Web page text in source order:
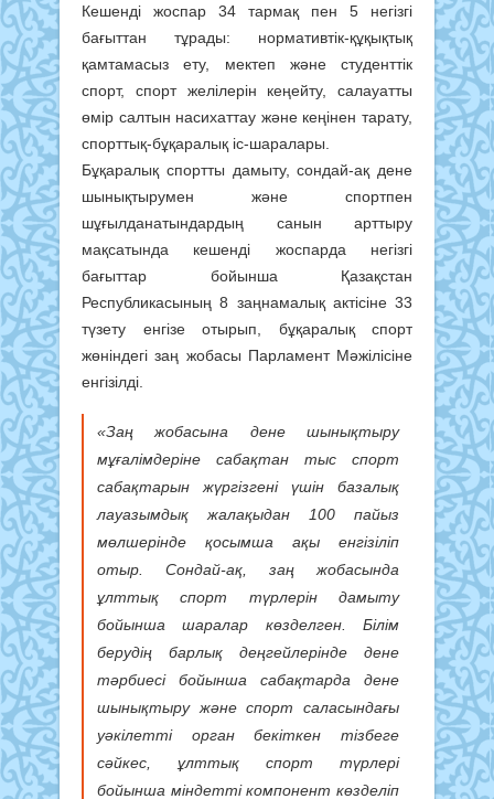
Кешенді жоспар 34 тармақ пен 5 негізгі
бағыттан тұрады: нормативтік-құқықтық
қамтамасыз ету, мектеп және студенттік
спорт, спорт желілерін кеңейту, салауатты
өмір салтын насихаттау және кеңінен тарату,
спорттық-бұқаралық іс-шаралары.
Бұқаралық спортты дамыту, сондай-ақ дене
шынықтырумен және спортпен
шұғылданатындардың санын арттыру
мақсатында кешенді жоспарда негізгі
бағыттар бойынша Қазақстан
Республикасының 8 заңнамалық актісіне 33
түзету енгізе отырып, бұқаралық спорт
жөніндегі заң жобасы Парламент Мәжілісіне
енгізілді.
«Заң жобасына дене шынықтыру
мұғалімдеріне сабақтан тыс спорт
сабақтарын жүргізгені үшін базалық
лауазымдық жалақыдан 100 пайыз
мөлшерінде қосымша ақы енгізіліп
отыр. Сондай-ақ, заң жобасында
ұлттық спорт түрлерін дамыту
бойынша шаралар көзделген. Білім
берудің барлық деңгейлерінде дене
тәрбиесі бойынша сабақтарда дене
шынықтыру және спорт саласындағы
уәкілетті орган бекіткен тізбеге
сәйкес, ұлттық спорт түрлері
бойынша міндетті компонент көзделіп